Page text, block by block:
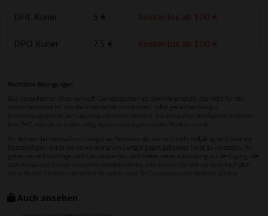
DHL Kurier 5 € Kostenlos ab 100 €
DPD Kurier 7,5 € Kostenlos ab 100 €
Auch ansehen